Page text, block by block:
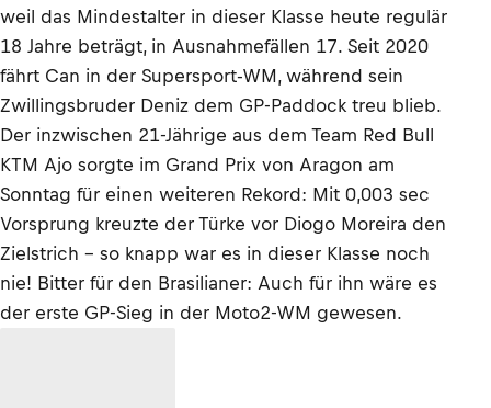
weil das Mindestalter in dieser Klasse heute regulär
18 Jahre beträgt, in Ausnahmefällen 17. Seit 2020
fährt Can in der Supersport-WM, während sein
Zwillingsbruder Deniz dem GP-Paddock treu blieb.
Der inzwischen 21-Jährige aus dem Team Red Bull
KTM Ajo sorgte im Grand Prix von Aragon am
Sonntag für einen weiteren Rekord: Mit 0,003 sec
Vorsprung kreuzte der Türke vor Diogo Moreira den
Zielstrich – so knapp war es in dieser Klasse noch
nie! Bitter für den Brasilianer: Auch für ihn wäre es
der erste GP-Sieg in der Moto2-WM gewesen.